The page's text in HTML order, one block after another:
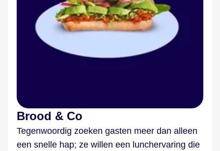
Brood & Co
Tegenwoordig zoeken gasten meer dan alleen
een snelle hap; ze willen een lunchervaring die